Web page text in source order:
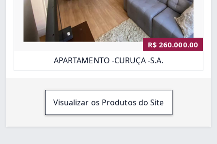
R$ 260.000.00
APARTAMENTO -CURUÇA -S.A.
Visualizar os Produtos do Site